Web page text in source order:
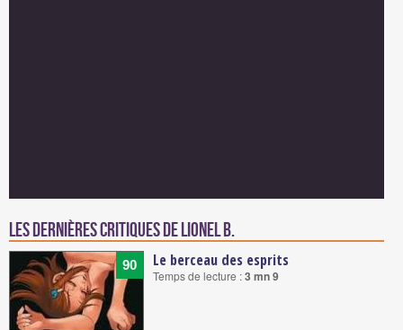
Les dernières critiques de Lionel B.
90 Le berceau des esprits
Temps de lecture :3 mn 9